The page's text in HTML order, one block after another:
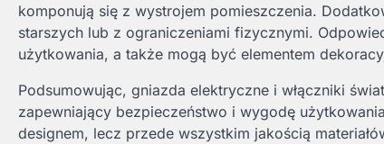
komponują się z wystrojem pomieszczenia.
starszych lub z ograniczeniami fizycznymi.
użytkowania, a także mogą być elementem
Podsumowując, gniazda elektryczne i włączniki
zapewniający bezpieczeństwo i wygodę
designem, lecz przede wszystkim jakością